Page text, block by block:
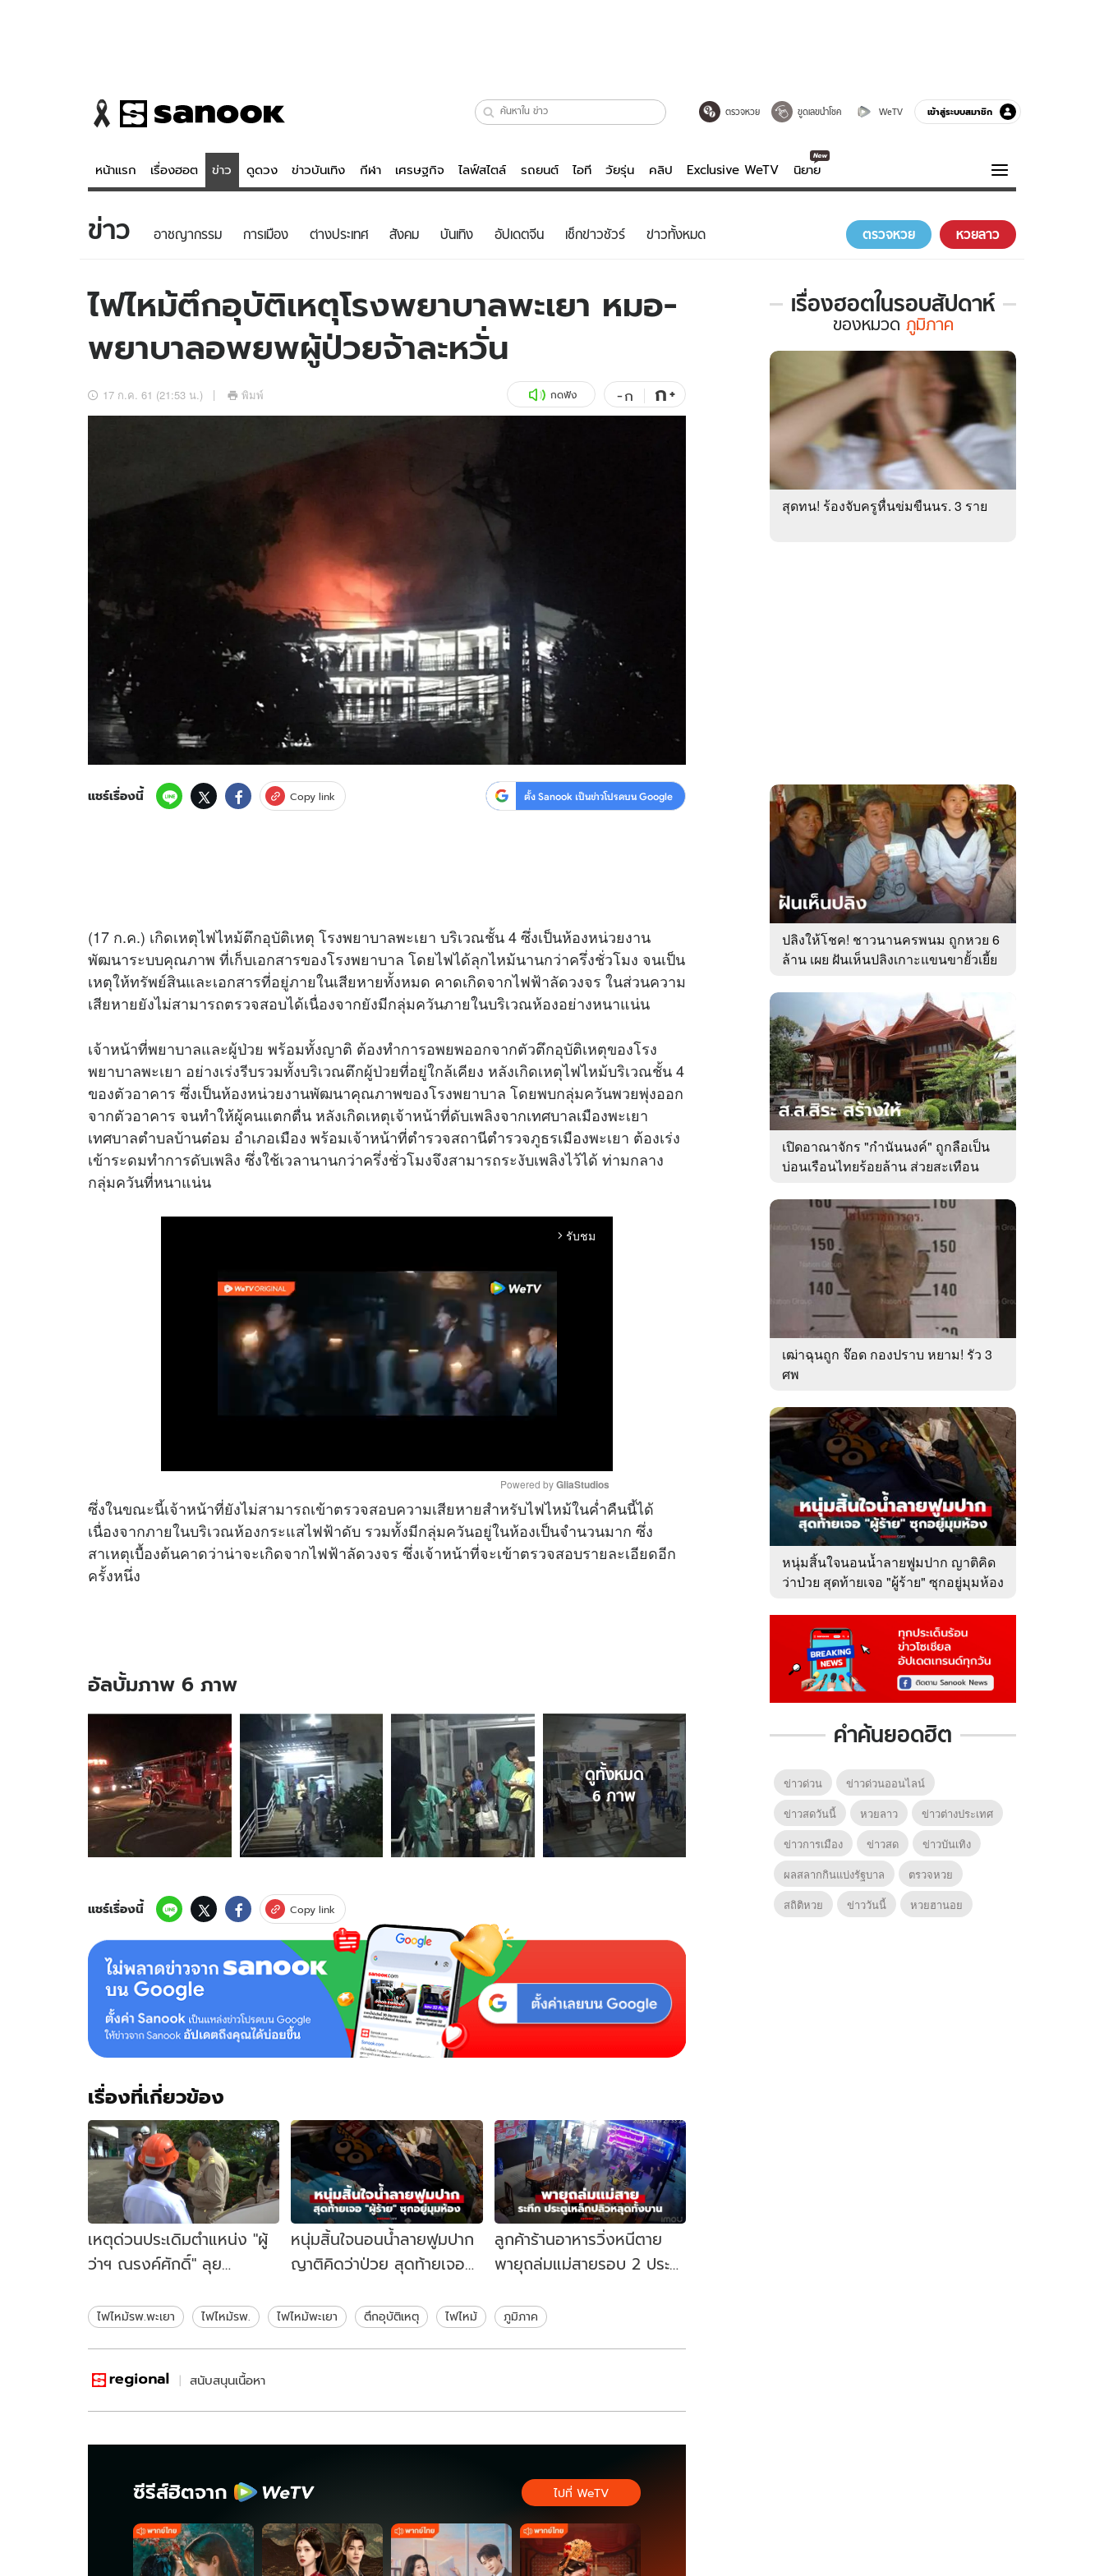
ตรวจหวย ขูดเลขนำโชค WeTV เข้าสู่ระบบสมาชิก
หน้าแรก เรื่องฮอต ข่าว ดูดวง ข่าวบันเทิง กีฬา เศรษฐกิจ ไลฟ์สไตล์ รถยนต์ ไอที วัยรุ่น คลิป Exclusive WeTV นิยาย
ข่าว
ข่าวบันเทิง
ข่าวกีฬา
ข่าวเศรษฐกิจ
อัปเดตจีน
เช็กข่าวชัวร์
ดูดวง - ตรวจหวย
สถิติหวยไทย
หวยลาว
ไลฟ์สไตล์
วัยรุ่น
ไอที
รถยนต์
สุขภาพ
เที่ยว-กิน
บันเทิงครบรส
เกมส์
ดูทีวี
WeTV
ความรู้รอบตัว
ฮาวทู
ติดตามสนุกโซเชียลได้ที่
สงวนลิขสิทธิ์ © บริษัท อิมเมจ ฟิวเจอร์ (ประเทศไทย) จำกัด
ข่าว อาชญากรรม การเมือง ต่างประเทศ สังคม บันเทิง อัปเดตจีน เช็กข่าวชัวร์ ข่าวทั้งหมด ตรวจหวย หวยลาว
ไฟไหม้ตึกอุบัติเหตุโรงพยาบาลพะเยา หมอ-
พยาบาลอพยพผู้ป่วยจ้าละหวั่น
17 ก.ค. 61 (21:53 น.) พิมพ์ กดฟัง -ก ก+
แชร์เรื่องนี้ Copy link ตั้ง Sanook เป็นข่าวโปรดบน Google
(17 ก.ค.) เกิดเหตุไฟไหม้ตึกอุบัติเหตุ โรงพยาบาลพะเยา บริเวณชั้น 4 ซึ่งเป็นห้องหน่วยงาน
พัฒนาระบบคุณภาพ ที่เก็บเอกสารของโรงพยาบาล โดยไฟได้ลุกไหม้นานกว่าครึ่งชั่วโมง จนเป็น
เหตุให้ทรัพย์สินและเอกสารที่อยู่ภายในเสียหายทั้งหมด คาดเกิดจากไฟฟ้าลัดวงจร ในส่วนความ
เสียหายยังไม่สามารถตรวจสอบได้เนื่องจากยังมีกลุ่มควันภายในบริเวณห้องอย่างหนาแน่น
เจ้าหน้าที่พยาบาลและผู้ป่วย พร้อมทั้งญาติ ต้องทำการอพยพออกจากตัวตึกอุบัติเหตุของโรง
พยาบาลพะเยา อย่างเร่งรีบรวมทั้งบริเวณตึกผู้ป่วยที่อยู่ใกล้เคียง หลังเกิดเหตุไฟไหม้บริเวณชั้น 4
ของตัวอาคาร ซึ่งเป็นห้องหน่วยงานพัฒนาคุณภาพของโรงพยาบาล โดยพบกลุ่มควันพวยพุ่งออก
จากตัวอาคาร จนทำให้ผู้คนแตกตื่น หลังเกิดเหตุเจ้าหน้าที่ดับเพลิงจากเทศบาลเมืองพะเยา
เทศบาลตำบลบ้านต๋อม อำเภอเมือง พร้อมเจ้าหน้าที่ตำรวจสถานีตำรวจภูธรเมืองพะเยา ต้องเร่ง
เข้าระดมทำการดับเพลิง ซึ่งใช้เวลานานกว่าครึ่งชั่วโมงจึงสามารถระงับเพลิงไว้ได้ ท่ามกลาง
กลุ่มควันที่หนาแน่น
arrow_forward_ios รับชม
M
u
Powered by GliaStudios
ซึ่งในขณะนี้เจ้าหน้าที่ยังไม่สามารถเข้าตรวจสอบความเสียหายสำหรับไฟไหม้ในค่ำคืนนี้ได้
เนื่องจากภายในบริเวณห้องกระแสไฟฟ้าดับ รวมทั้งมีกลุ่มควันอยู่ในห้องเป็นจำนวนมาก ซึ่ง
สาเหตุเบื้องต้นคาดว่าน่าจะเกิดจากไฟฟ้าลัดวงจร ซึ่งเจ้าหน้าที่จะเข้าตรวจสอบรายละเอียดอีก
ครั้งหนึ่ง
อัลบั้มภาพ 6 ภาพ
อัลบั้ม
6
ภาพ
ของ
ไฟ
ไหม้
อุบัติเหตุ
พะเยา
พยาบาล
อพยพ
ป่วย
จ้าละหวั่น
ดูทั้งหมด
6 ภาพ
แชร์เรื่องนี้ Copy link
เรื่องที่เกี่ยวข้อง
เหตุด่วนประเดิมตำแหน่ง "ผู้
ว่าฯ ณรงค์ศักดิ์" ลุย
รพ.พะเยา
หนุ่มสิ้นใจนอนน้ำลายฟูมปาก
ญาติคิดว่าป่วย สุดท้ายเจอ
ลูกค้าร้านอาหารวิ่งหนีตาย
พายุถล่มแม่สายรอบ 2 ประตู
ไฟไหม้รพ.พะเยา ไฟไหม้รพ. ไฟไหม้พะเยา ตึกอุบัติเหตุ ไฟไหม้ ภูมิภาค
สนับสนุนเนื้อหา
ซีรีส์ฮิตจาก ไปที่ WeTV
เรื่องฮอตในรอบสัปดาห์
เรื่อง
ใน
รอบ
ของ
หมวด
ของหมวด ภูมิภาค
สุดทน! ร้องจับครูหื่นข่มขืนนร. 3 ราย
ปลิงให้โชค! ชาวนานครพนม ถูกหวย 6
ล้าน เผย ฝันเห็นปลิงเกาะแขนขายั้วเยี้ย
เปิดอาณาจักร "กำนันนงค์" ถูกลือเป็น
บ่อนเรือนไทยร้อยล้าน ส่วยสะเทือน
เฒ่าฉุนถูก จ๊อด กองปราบ หยาม! รัว 3
ศพ
หนุ่มสิ้นใจนอนน้ำลายฟูมปาก ญาติคิด
ว่าป่วย สุดท้ายเจอ "ผู้ร้าย" ซุกอยู่มุมห้อง
คำค้นยอดฮิต
ข่าวด่วน
ข่าวด่วนออนไลน์
ข่าวสดวันนี้
หวยลาว
ข่าวต่างประเทศ
ข่าวการเมือง
ข่าวสด
ข่าวบันเทิง
ผลสลากกินแบ่งรัฐบาล
ตรวจหวย
สถิติหวย
ข่าววันนี้ หวยฮานอย